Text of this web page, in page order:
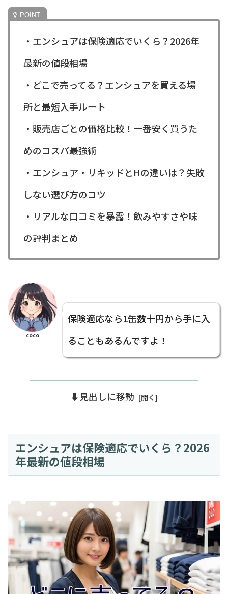
・エンシュアは保険適応でいくら？2026年
最新の値段相場
・どこで売ってる？エンシュアを買える場
所と最短入手ルート
・販売店ごとの価格比較！一番安く買うた
めのコスパ最強術
・エンシュア・リキッドとHの違いは？失敗
しない選び方のコツ
・リアルな口コミを暴露！飲みやすさや味
の評判まとめ
coco
保険適応なら1缶数十円から手に入
ることもあるんですよ！
⬇️見出しに移動
エンシュアは保険適応でいくら？2026
年最新の値段相場